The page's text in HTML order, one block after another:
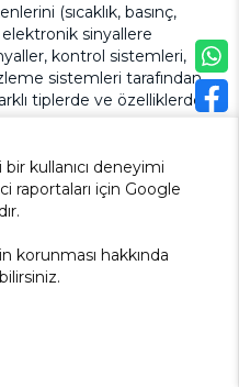
(sıcaklık, basınç,
sinyallere
kontrol sistemleri,
sistemleri tarafından
tiplerde ve özelliklerde
kullanıcı deneyimi
raportaları için Google
korunması hakkında